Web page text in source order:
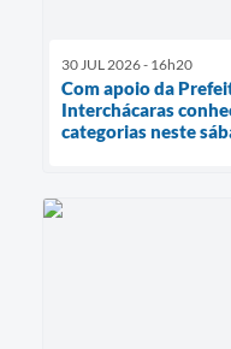
30 JUL 2026 - 16h20
Com apoio da
Interchácaras
categorias neste